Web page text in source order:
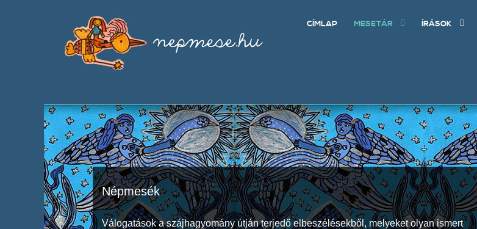
CÍMLAP MESETÁR ÍRÁSOK
Népmesék
Válogatások a szájhagyomány útján terjedő elbeszélésekből, melyeket olyan ismert